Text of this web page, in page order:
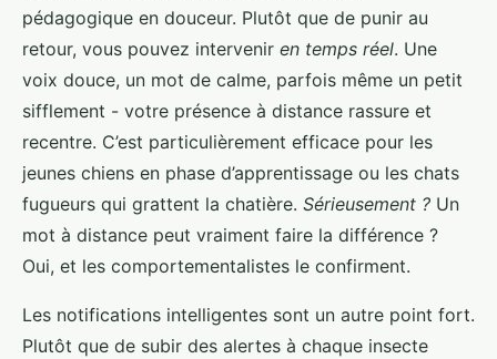
pédagogique en douceur. Plutôt que de punir au
retour, vous pouvez intervenir en temps réel. Une
voix douce, un mot de calme, parfois même un petit
sifflement - votre présence à distance rassure et
recentre. C’est particulièrement efficace pour les
jeunes chiens en phase d’apprentissage ou les chats
fugueurs qui grattent la chatière. Sérieusement ? Un
mot à distance peut vraiment faire la différence ?
Oui, et les comportementalistes le confirment.
Les notifications intelligentes sont un autre point fort.
Plutôt que de subir des alertes à chaque insecte